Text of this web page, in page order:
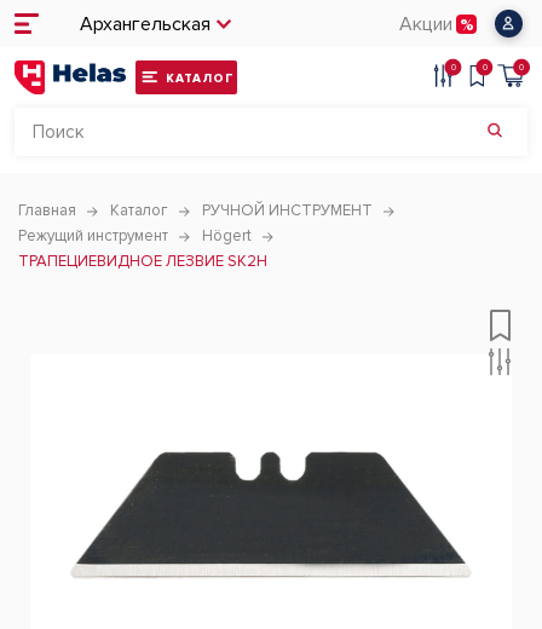
Архангельская Акции
КАТАЛОГ
0 0 0
Главная Каталог
РУЧНОЙ ИНСТРУМЕНТ
Режущий инструмент
Högert
ТРАПЕЦИЕВИДНОЕ ЛЕЗВИЕ SK2H